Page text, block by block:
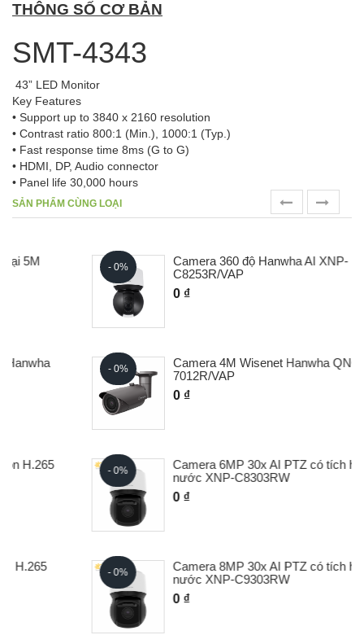
THÔNG SỐ CƠ BẢN
SMT-4343
43” LED Monitor
Key Features
• Support up to 3840 x 2160 resolution
• Contrast ratio 800:1 (Min.), 1000:1 (Typ.)
• Fast response time 8ms (G to G)
• HDMI, DP, Audio connector
• Panel life 30,000 hours
SẢN PHẨM CÙNG LOẠI
Camera 360 độ Hanwha AI XNP-
C8253R/VAP
0 ₫
- 0%
Camera 4M Wisenet Hanwha QNO-
7012R/VAP
0 ₫
- 0%
Camera 6MP 30x AI PTZ có tích hợp gạt
nước XNP-C8303RW
0 ₫
- 0%
Camera 8MP 30x AI PTZ có tích hợp gạt
nước XNP-C9303RW
0 ₫